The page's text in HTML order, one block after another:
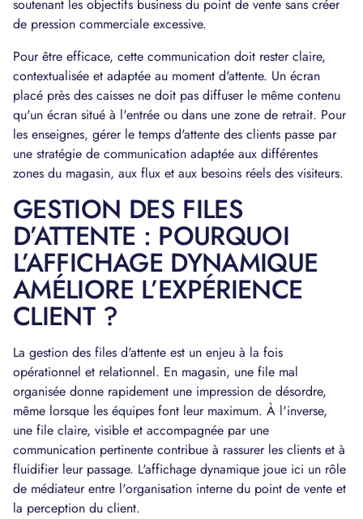
soutenant les objectifs business du point de vente sans créer
de pression commerciale excessive.
Pour être efficace, cette communication doit rester claire,
contextualisée et adaptée au moment d'attente. Un écran
placé près des caisses ne doit pas diffuser le même contenu
qu'un écran situé à l'entrée ou dans une zone de retrait. Pour
les enseignes, gérer le temps d'attente des clients passe par
une stratégie de communication adaptée aux différentes
zones du magasin, aux flux et aux besoins réels des visiteurs.
GESTION DES FILES
D’ATTENTE : POURQUOI
L’AFFICHAGE DYNAMIQUE
AMÉLIORE L’EXPÉRIENCE
CLIENT ?
La gestion des files d'attente est un enjeu à la fois
opérationnel et relationnel. En magasin, une file mal
organisée donne rapidement une impression de désordre,
même lorsque les équipes font leur maximum. À l'inverse,
une file claire, visible et accompagnée par une
communication pertinente contribue à rassurer les clients et à
fluidifier leur passage. L'affichage dynamique joue ici un rôle
de médiateur entre l'organisation interne du point de vente et
la perception du client.